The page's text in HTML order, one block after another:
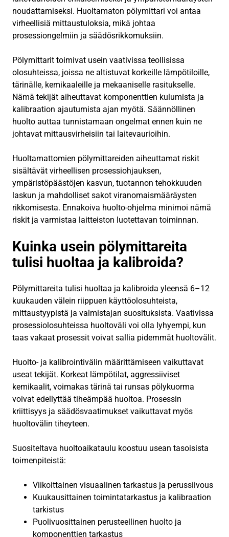
noudattamiseksi. Huoltamaton pölymittari voi antaa
virheellisiä mittaustuloksia, mikä johtaa
prosessiongelmiin ja säädösrikkomuksiin.
Pölymittarit toimivat usein vaativissa teollisissa
olosuhteissa, joissa ne altistuvat korkeille lämpötiloille,
tärinälle, kemikaaleille ja mekaaniselle rasitukselle.
Nämä tekijät aiheuttavat komponenttien kulumista ja
kalibraation ajautumista ajan myötä. Säännöllinen
huolto auttaa tunnistamaan ongelmat ennen kuin ne
johtavat mittausvirheisiin tai laitevaurioihin.
Huoltamattomien pölymittareiden aiheuttamat riskit
sisältävät virheellisen prosessiohjauksen,
ympäristöpäästöjen kasvun, tuotannon tehokkuuden
laskun ja mahdolliset sakot viranomaismääräysten
rikkomisesta. Ennakoiva huolto-ohjelma minimoi nämä
riskit ja varmistaa laitteiston luotettavan toiminnan.
Kuinka usein pölymittareita
tulisi huoltaa ja kalibroida?
Pölymittareita tulisi huoltaa ja kalibroida yleensä 6–12
kuukauden välein riippuen käyttöolosuhteista,
mittaustyypistä ja valmistajan suosituksista. Vaativissa
prosessiolosuhteissa huoltoväli voi olla lyhyempi, kun
taas vakaat prosessit voivat sallia pidemmät huoltovälit.
Huolto- ja kalibrointivälin määrittämiseen vaikuttavat
useat tekijät. Korkeat lämpötilat, aggressiiviset
kemikaalit, voimakas tärinä tai runsas pölykuorma
voivat edellyttää tiheämpää huoltoa. Prosessin
kriittisyys ja säädösvaatimukset vaikuttavat myös
huoltovälin tiheyteen.
Suositeltava huoltoaikataulu koostuu usean tasoisista
toimenpiteistä:
Viikoittainen visuaalinen tarkastus ja perussiivous
Kuukausittainen toimintatarkastus ja kalibraation
tarkistus
Puolivuosittainen perusteellinen huolto ja
komponenttien tarkastus